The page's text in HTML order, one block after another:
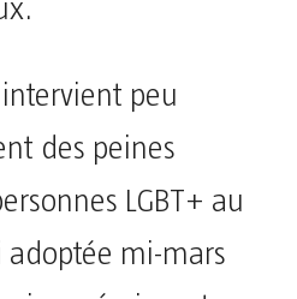
intervient peu
des peines
LGBT+ au
adoptée mi-mars